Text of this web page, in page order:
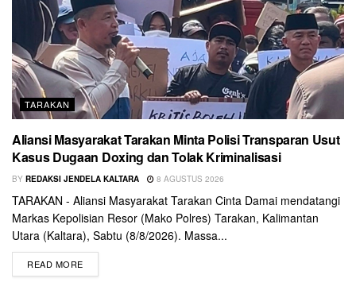
TARAKAN
Aliansi Masyarakat Tarakan Minta Polisi Transparan Usut
Kasus Dugaan Doxing dan Tolak Kriminalisasi
BY REDAKSI JENDELA KALTARA 8 AGUSTUS 2026
TARAKAN - Aliansi Masyarakat Tarakan Cinta Damai mendatangi
Markas Kepolisian Resor (Mako Polres) Tarakan, Kalimantan
Utara (Kaltara), Sabtu (8/8/2026). Massa...
READ MORE